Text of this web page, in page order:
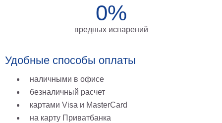
0%
вредных испарений
Удобные способы оплаты
наличными в офисе
безналичный расчет
картами Visa и MasterCard
на карту Приватбанка